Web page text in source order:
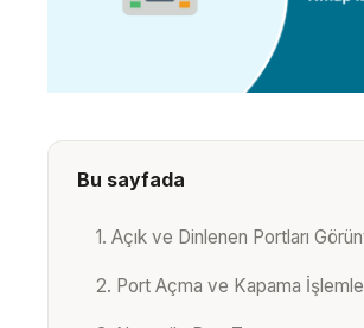
Bu sayfada
1. Açık ve Dinlenen Portları
2. Port Açma ve Kapama